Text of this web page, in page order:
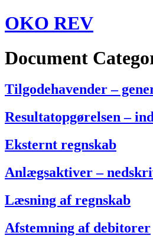
Videre
til
OKO REV
Document
Tilgodehavender –
Resultatopgørelsen –
Eksternt regnskab
Anlægsaktiver –
Læsning af regnskab
Afstemning af debitorer